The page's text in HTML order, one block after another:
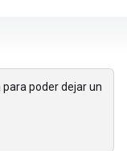
para poder dejar un